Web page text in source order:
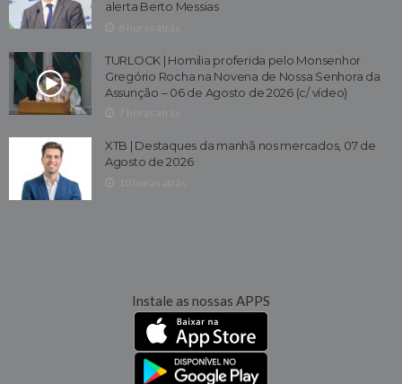
alerta Berto Messias
TURLOCK | Homilia proferida pelo Monsenhor
Gregório Rocha na Novena de Nossa Senhora da
Assunção – 06 de Agosto de 2026 (c/ vídeo)
XTB | Destaques da manhã nos mercados, 07 de
Agosto de 2026
Instale as nossas APPS